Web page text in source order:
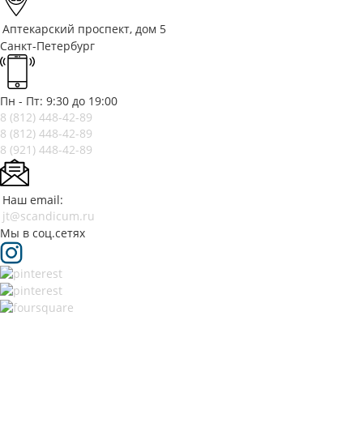
Аптекарский проспект, дом 5
Санкт-Петербург
Пн - Пт: 9:30 до 19:00
8 (812) 448-42-89
8 (812) 448-42-89
8 (921) 448-42-89
Наш email:
jt@scandicum.ru
Мы в соц.сетях